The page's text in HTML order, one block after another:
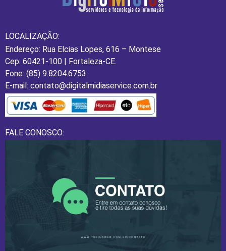
LOCALIZAÇÃO:
Endereço: Rua Elcias Lopes, 616 – Montese
Cep: 60421-100 | Fortaleza-CE.
Fone: (85) 9.8204.6753
E-mail: contato@digitalmidiaservice.com.br
FALE CONOSCO: